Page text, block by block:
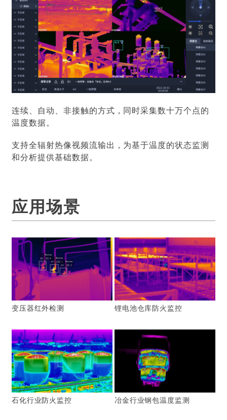
连续、自动、非接触的方式，同时采集数十万个点的
温度数据。
支持全辐射热像视频流输出，为基于温度的状态监测
和分析提供基础数据。
应用场景
变压器红外检测 锂电池仓库防火监控
石化行业防火监控 冶金行业钢包温度监测